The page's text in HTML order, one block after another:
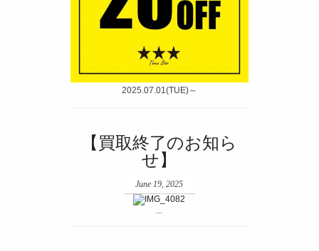
2025.07.01(TUE)～
【買取終了のお知ら
せ】
June 19, 2025